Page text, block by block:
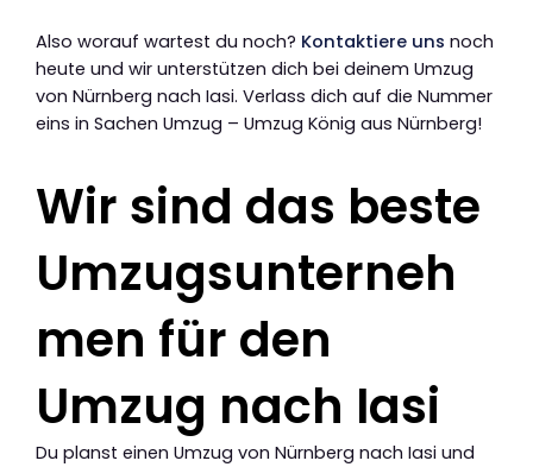
Also worauf wartest du noch? Kontaktiere uns noch
heute und wir unterstützen dich bei deinem Umzug
von Nürnberg nach Iasi. Verlass dich auf die Nummer
eins in Sachen Umzug – Umzug König aus Nürnberg!
Wir sind das beste
Umzugsunterneh
men für den
Umzug nach Iasi
Du planst einen Umzug von Nürnberg nach Iasi und